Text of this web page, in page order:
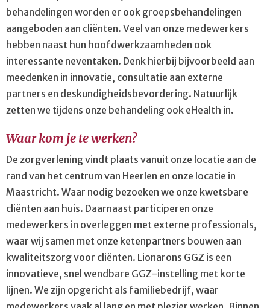
behandelingen worden er ook groepsbehandelingen
aangeboden aan cliënten. Veel van onze medewerkers
hebben naast hun hoofdwerkzaamheden ook
interessante neventaken. Denk hierbij bijvoorbeeld aan
meedenken in innovatie, consultatie aan externe
partners en deskundigheidsbevordering. Natuurlijk
zetten we tijdens onze behandeling ook eHealth in.
Waar kom je te werken?
De zorgverlening vindt plaats vanuit onze locatie aan de
rand van het centrum van Heerlen en onze locatie in
Maastricht. Waar nodig bezoeken we onze kwetsbare
cliënten aan huis. Daarnaast participeren onze
medewerkers in overleggen met externe professionals,
waar wij samen met onze ketenpartners bouwen aan
kwaliteitszorg voor cliënten. Lionarons GGZ is een
innovatieve, snel wendbare GGZ-instelling met korte
lijnen. We zijn opgericht als familiebedrijf, waar